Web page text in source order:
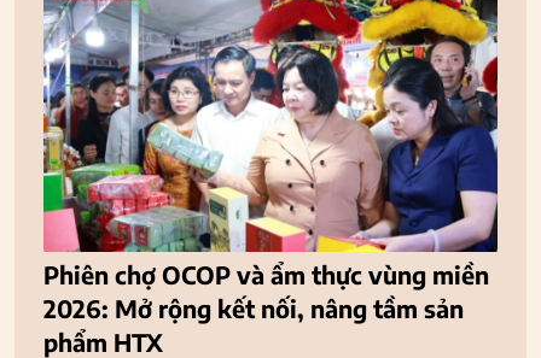
Phiên chợ OCOP và ẩm thực vùng miền
2026: Mở rộng kết nối, nâng tầm sản
phẩm HTX